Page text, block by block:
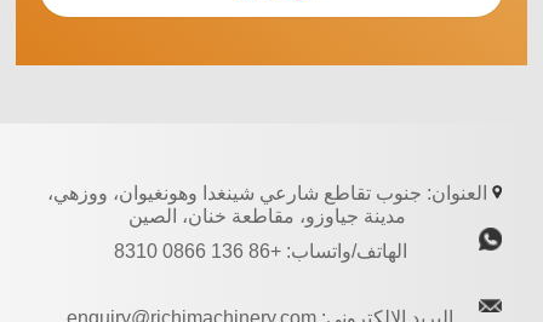
العنوان: جنوب تقاطع شارعي شينغدا وهونغيوان، ووزهي،
مدينة جياوزو، مقاطعة خنان، الصين
الهاتف/واتساب: +86 136 0866 8310
البريد الإلكتروني: enquiry@richimachinery.com